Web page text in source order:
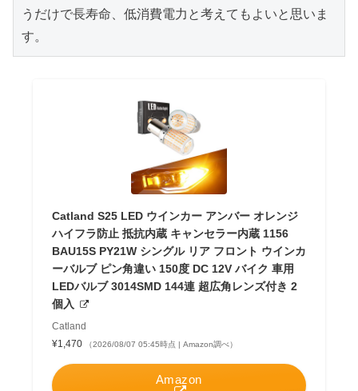
うだけで長寿命、低消費電力と考えてもよいと思いま
す。
Catland S25 LED ウインカー アンバー オレンジ
ハイフラ防止 抵抗内蔵 キャンセラー内蔵 1156
BAU15S PY21W シングル リア フロント ウインカ
ーバルブ ピン角違い 150度 DC 12V バイク 車用
LEDバルブ 3014SMD 144連 超広角レンズ付き 2
個入
Catland
¥1,470
（2026/08/07 05:45時点 | Amazon調べ）
Amazon